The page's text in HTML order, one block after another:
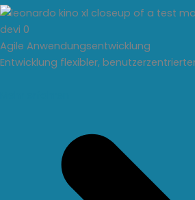
Agile Anwendungsentwicklung
Entwicklung flexibler,